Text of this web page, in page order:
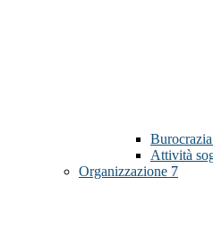
Attività
Organizzazione 7